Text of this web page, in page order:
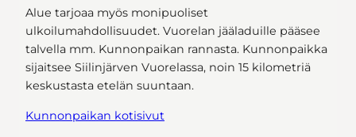
Alue tarjoaa myös monipuoliset
ulkoilumahdollisuudet. Vuorelan jääladuille pääsee
talvella mm. Kunnonpaikan rannasta. Kunnonpaikka
sijaitsee Siilinjärven Vuorelassa, noin 15 kilometriä
keskustasta etelän suuntaan.
Kunnonpaikan kotisivut